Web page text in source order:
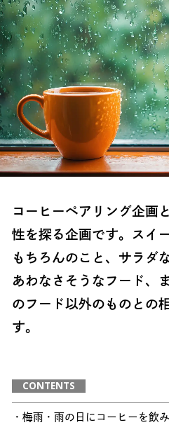
コーヒーペアリング企画
性を探る企画です。スイ
もちろんのこと、サラダ
あわなさそうなフード、
のフード以外のものとの
す。
CONTENTS
・梅雨・雨の日にコーヒーを飲